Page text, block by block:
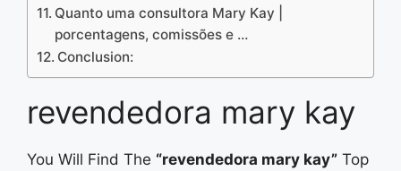
Quanto uma consultora Mary Kay |
porcentagens, comissões e …
Conclusion:
revendedora mary kay
You Will Find The “revendedora mary kay” Top